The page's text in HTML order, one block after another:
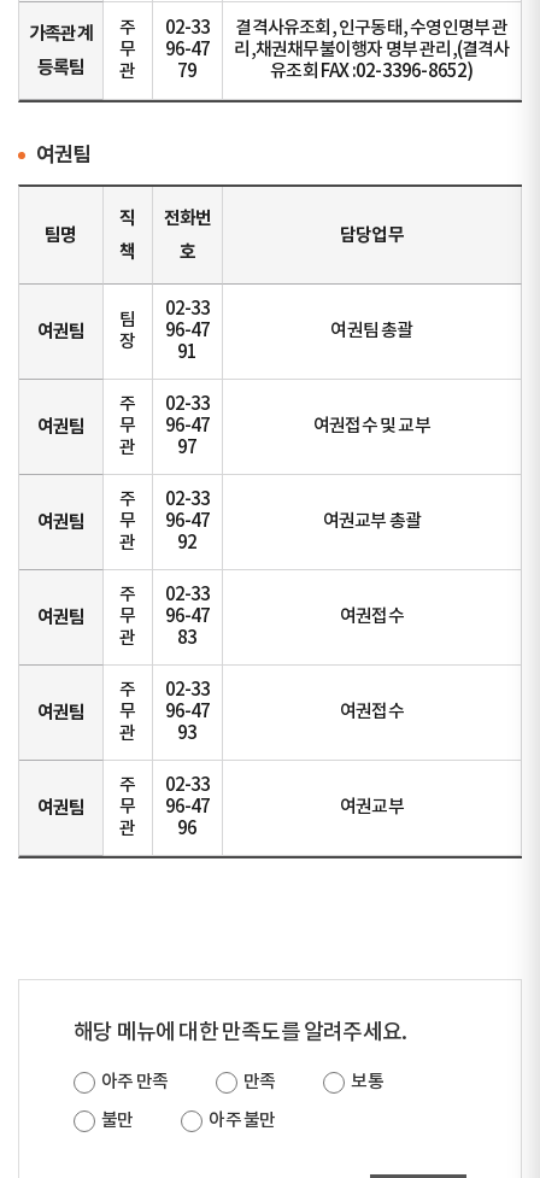
가족관계
등록팀
주
무
관
02-33
96-47
79
결격사유조회, 인구동태, 수영인명부 관
리,채권채무불이행자 명부 관리,(결격사
유조회 FAX :02-3396-8652)
여권팀
팀명
직
책
전화번
호
담당업무
여권팀
팀
장
02-33
96-47
91
여권팀 총괄
여권팀
주
무
관
02-33
96-47
97
여권접수 및 교부
여권팀
주
무
관
02-33
96-47
92
여권교부 총괄
여권팀
주
무
관
02-33
96-47
83
여권접수
여권팀
주
무
관
02-33
96-47
93
여권접수
여권팀
주
무
관
02-33
96-47
96
여권교부
해당 메뉴에 대한 만족도를 알려주세요.
아주 만족 만족
보통
불만
아주 불만